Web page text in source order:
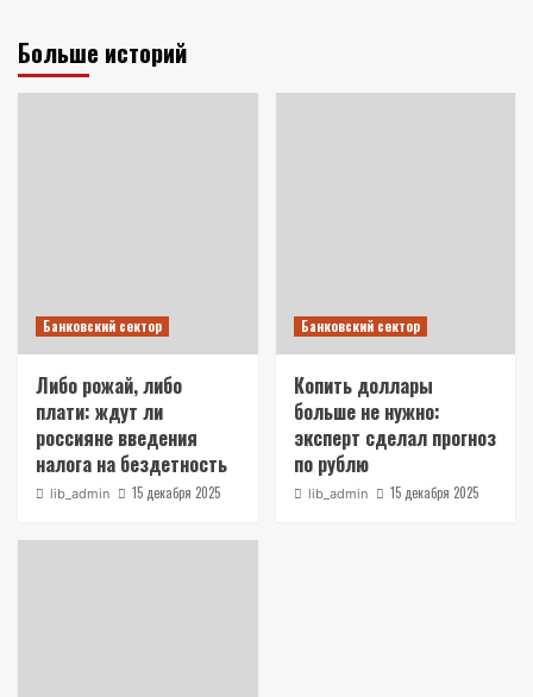
Больше историй
Банковский сектор
Либо рожай, либо
плати: ждут ли
россияне введения
налога на бездетность
lib_admin 15 декабря 2025
Банковский сектор
Копить доллары
больше не нужно:
эксперт сделал прогноз
по рублю
lib_admin 15 декабря 2025